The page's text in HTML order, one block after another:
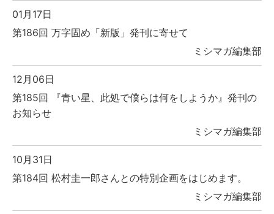
01月17日
第186回 万字固め「新版」発刊に寄せて
ミシマガ編集部
12月06日
第185回 『青い星、此処で僕らは何をしようか』発刊の
お知らせ
ミシマガ編集部
10月31日
第184回 松村圭一郎さんとの特別企画をはじめます。
ミシマガ編集部